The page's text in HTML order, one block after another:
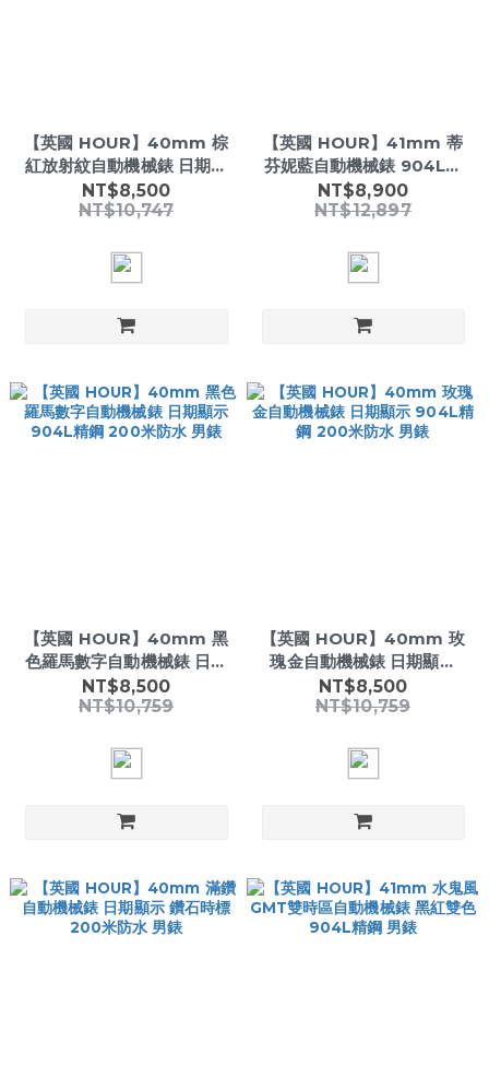
【英國 HOUR】40mm 棕
紅放射紋自動機械錶 日期顯
示 904L精鋼 200米防水 男
錶
NT$8,500
NT$10,747
【英國 HOUR】41mm 蒂
芬妮藍自動機械錶 904L精
鋼 星期日期 200米防水 男
錶
NT$8,900
NT$12,897
【英國 HOUR】40mm 黑
色羅馬數字自動機械錶 日期
顯示 904L精鋼 200米防水
男錶
NT$8,500
NT$10,759
【英國 HOUR】40mm 玫
瑰金自動機械錶 日期顯示
904L精鋼 200米防水 男錶
NT$8,500
NT$10,759